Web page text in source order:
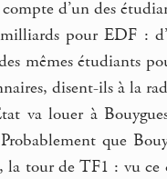
d’un des
pour EDF :
mêmes étudiants
disent-ils à la
va louer à
que
la tour de TF1 : vu ce